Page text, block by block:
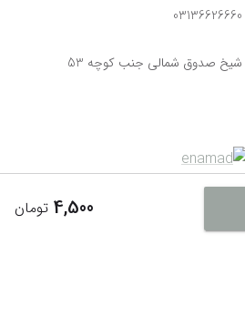
4,500 تومان
03136626660
شیخ صدوق شمالی جنب کوچه 53